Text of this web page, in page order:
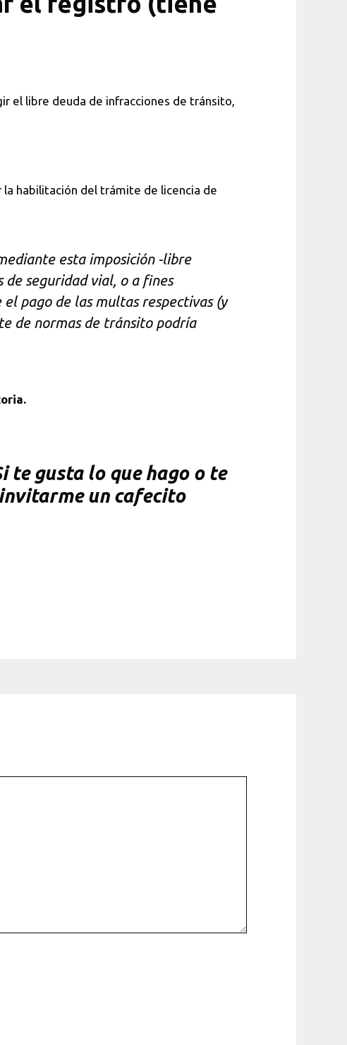
el libre deuda de infracciones de tránsito,
la habilitación del trámite de licencia de
esta imposición -libre
seguridad vial, o a fines
pago de las multas respectivas (y
de normas de tránsito podría
te gusta lo que hago o te
un cafecito